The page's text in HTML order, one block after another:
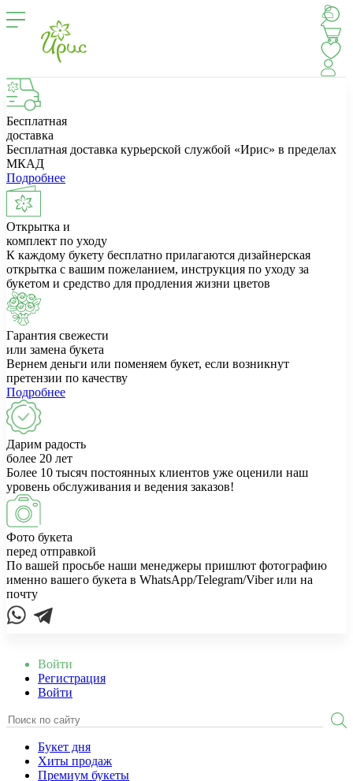
Бесплатная
доставка
Бесплатная доставка курьерской службой «Ирис» в пределах
МКАД
Подробнее
Открытка и
комплект по уходу
К каждому букету бесплатно прилагаются дизайнерская
открытка с вашим пожеланием, инструкция по уходу за
букетом и средство для продления жизни цветов
Гарантия свежести
или замена букета
Вернем деньги или поменяем букет, если возникнут
претензии по качеству
Подробнее
Дарим радость
более 20 лет
Более 10 тысяч постоянных клиентов уже оценили наш
уровень обслуживания и ведения заказов!
Фото букета
перед отправкой
По вашей просьбе наши менеджеры пришлют фотографию
именно вашего букета в WhatsApp/Telegram/Viber или на
почту
Войти
Регистрация
Войти
Букет дня
Хиты продаж
Премиум букеты